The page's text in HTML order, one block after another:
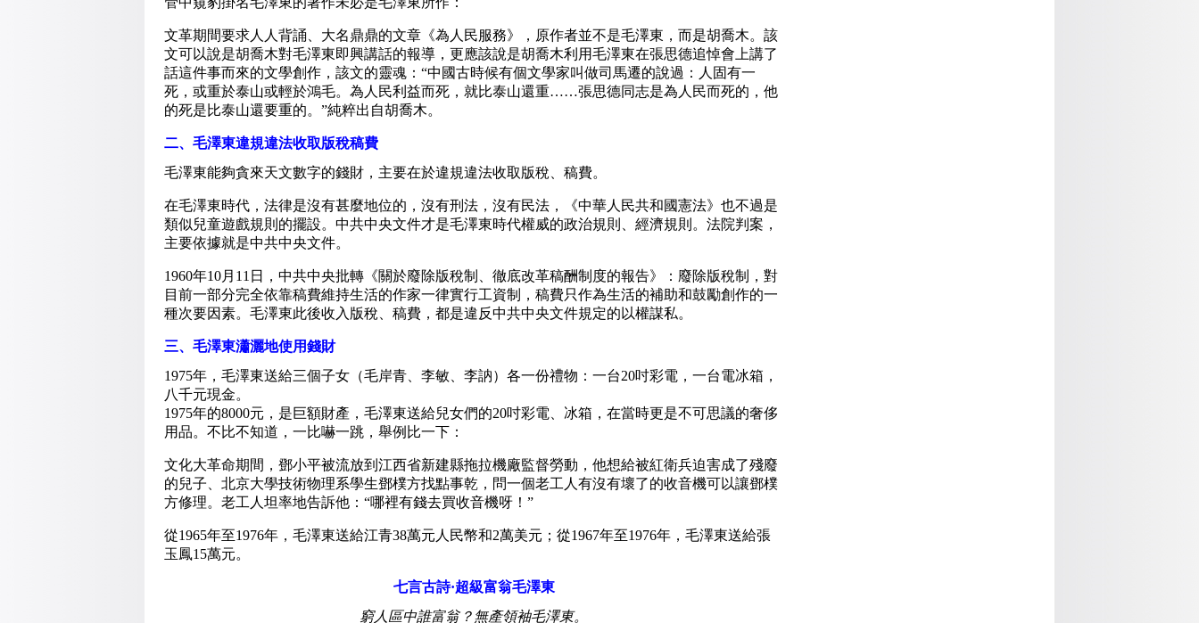
文革期間要求人人背誦、大名鼎鼎的文章《為人民服務》，原作者並不是毛澤東，而是胡喬木。該
文可以說是胡喬木對毛澤東即興講話的報導，更應該說是胡喬木利用毛澤東在張思德追悼會上講了
話這件事而來的文學創作，該文的靈魂：“中國古時候有個文學家叫做司馬遷的說過：人固有一
死，或重於泰山或輕於鴻毛。為人民利益而死，就比泰山還重……張思德同志是為人民而死的，他
的死是比泰山還要重的。”純粹出自胡喬木。
二、毛澤東違規違法收取版稅稿費
毛澤東能夠貪來天文數字的錢財，主要在於違規違法收取版稅、稿費。
在毛澤東時代，法律是沒有甚麼地位的，沒有刑法，沒有民法，《中華人民共和國憲法》也不過是
類似兒童遊戲規則的擺設。中共中央文件才是毛澤東時代權威的政治規則、經濟規則。法院判案，
主要依據就是中共中央文件。
1960年10月11日，中共中央批轉《關於廢除版稅制、徹底改革稿酬制度的報告》：廢除版稅制，對
目前一部分完全依靠稿費維持生活的作家一律實行工資制，稿費只作為生活的補助和鼓勵創作的一
種次要因素。毛澤東此後收入版稅、稿費，都是違反中共中央文件規定的以權謀私。
三、毛澤東瀟灑地使用錢財
1975年，毛澤東送給三個子女（毛岸青、李敏、李訥）各一份禮物：一台20吋彩電，一台電冰箱，
八千元現金。
1975年的8000元，是巨額財產，毛澤東送給兒女們的20吋彩電、冰箱，在當時更是不可思議的奢侈
用品。不比不知道，一比嚇一跳，舉例比一下：
文化大革命期間，鄧小平被流放到江西省新建縣拖拉機廠監督勞動，他想給被紅衛兵迫害成了殘廢
的兒子、北京大學技術物理系學生鄧樸方找點事乾，問一個老工人有沒有壞了的收音機可以讓鄧樸
方修理。老工人坦率地告訴他：“哪裡有錢去買收音機呀！”
從1965年至1976年，毛澤東送給江青38萬元人民幣和2萬美元；從1967年至1976年，毛澤東送給張
玉鳳15萬元。
七言古詩·超級富翁毛澤東
窮人區中誰富翁？無產領袖毛澤東。